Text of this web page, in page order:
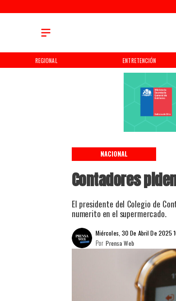
REGIONAL ENTRETENCIÓN
Contadores
El presidente del Colegio de
numerito en el supermercado.
NACIONAL
Miércoles, 30 De Abril De 2025
Prensa Web
Por